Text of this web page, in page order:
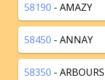
58190 - AMAZY
58450 - ANNAY
58350 -